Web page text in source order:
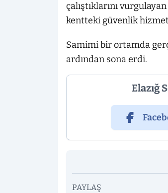
çalıştıklarını
kentteki güvenlik
Samimi bir ortamda
ardından sona erdi.
Elazığ
PAYLAŞ